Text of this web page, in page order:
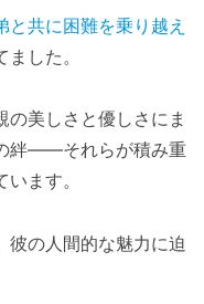
共に困難を乗り越え
した。
美しさと優しさにま
絆――それらが積み重
ます。
彼の人間的な魅力に迫